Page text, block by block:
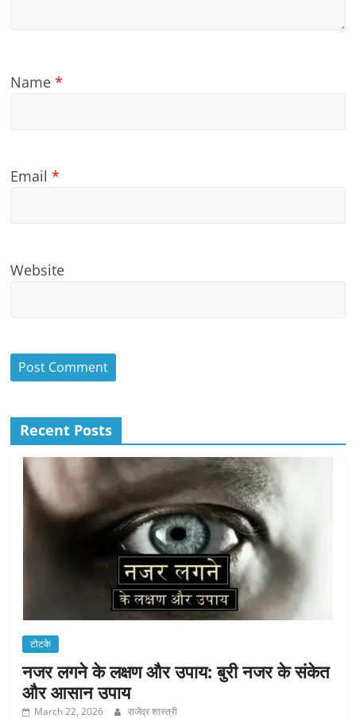
Name*
Email*
Website
Recent Posts
टोटके
नजर लगने के लक्षण और उपाय: बुरी नजर के संकेत
और आसान उपाय
March 22, 2026 राजेंद्र शास्त्री